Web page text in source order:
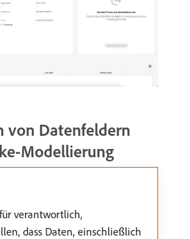
von Datenfeldern
Modellierung
verantwortlich,
dass Daten, einschließlich